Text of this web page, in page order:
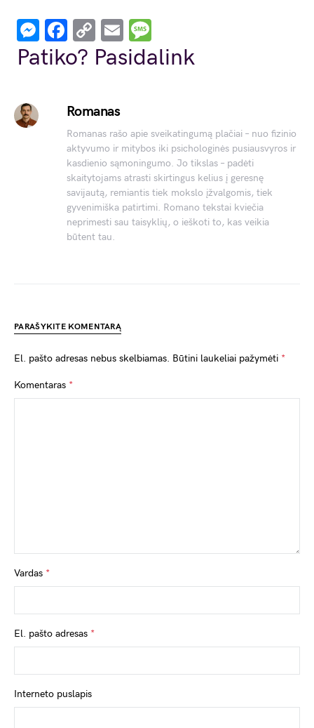
Messenger
Facebook
Copy
Link
Email
Patiko? Pasidalink
Romanas
Romanas rašo apie sveikatingumą plačiai – nuo fizinio
aktyvumo ir mitybos iki psichologinės pusiausvyros ir
kasdienio sąmoningumo. Jo tikslas – padėti
skaitytojams atrasti skirtingus kelius į geresnę
savijautą, remiantis tiek mokslo įžvalgomis, tiek
gyvenimiška patirtimi. Romano tekstai kviečia
neprimesti sau taisyklių, o ieškoti to, kas veikia
būtent tau.
PARAŠYKITE KOMENTARĄ
El. pašto adresas nebus skelbiamas. Būtini laukeliai pažymėti *
Komentaras *
Vardas *
El. pašto adresas *
Interneto puslapis